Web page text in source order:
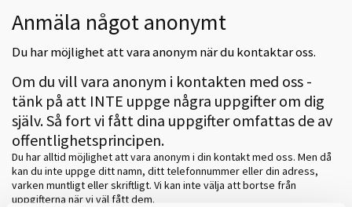
Anmäla något anonymt
Du har möjlighet att vara anonym när du kontaktar oss.
Om du vill vara anonym i kontakten med oss -
tänk på att INTE uppge några uppgifter om dig
själv. Så fort vi fått dina uppgifter omfattas de av
offentlighetsprincipen.
Du har alltid möjlighet att vara anonym i din kontakt med oss. Men då
kan du inte uppge ditt namn, ditt telefonnummer eller din adress,
varken muntligt eller skriftligt. Vi kan inte välja att bortse från
uppgifterna när vi väl fått dem.